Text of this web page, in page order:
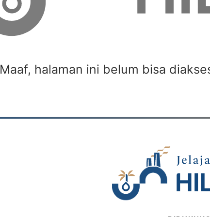
Maaf, halaman ini belum bisa